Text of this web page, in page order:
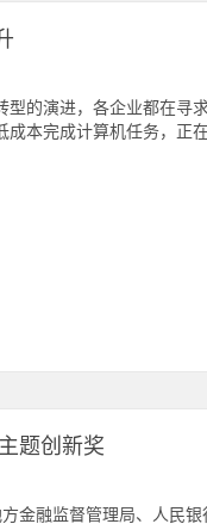
型的演进，各企业都在寻
成本完成计算机任务，正
题创新奖
金融监督管理局、人民